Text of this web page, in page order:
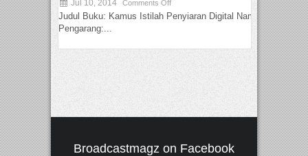
Jul 10, 2014 Comments Off
Judul Buku: Kamus Istilah Penyiaran Digital Nama
Pengarang:...
Broadcastmagz on Facebook